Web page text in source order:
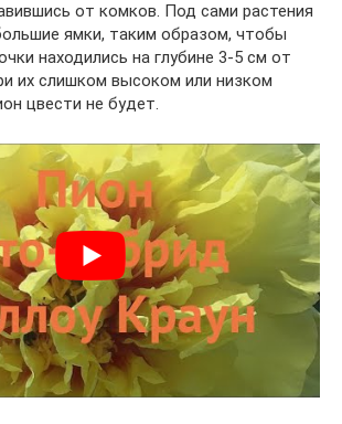
от комков. Под сами растения
ямки, таким образом, чтобы
находились на глубине 3-5 см от
их слишком высоком или низком
цвести не будет.